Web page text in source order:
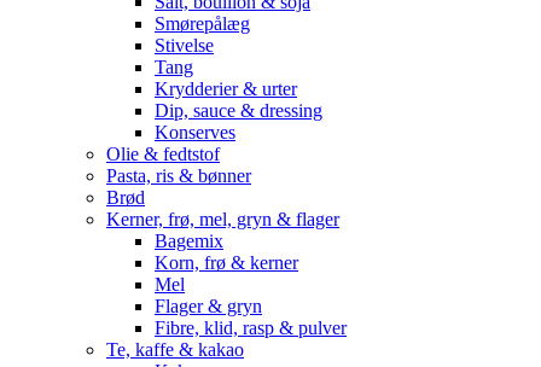
Smørepålæg
Stivelse
Tang
Krydderier & urter
Dip, sauce & dressing
Konserves
Olie & fedtstof
Pasta, ris & bønner
Brød
Kerner, frø, mel, gryn & flager
Bagemix
Korn, frø & kerner
Mel
Flager & gryn
Fibre, klid, rasp & pulver
Te, kaffe & kakao